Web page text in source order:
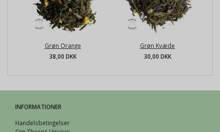
Grøn Orange
38,00 DKK
Grøn Kvæde
30,00 DKK
INFORMATIONER
Handelsbetingelser